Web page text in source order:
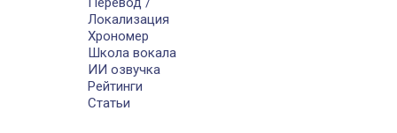
Локализация
Хрономер
Школа вокала
ИИ озвучка
Рейтинги
Статьи